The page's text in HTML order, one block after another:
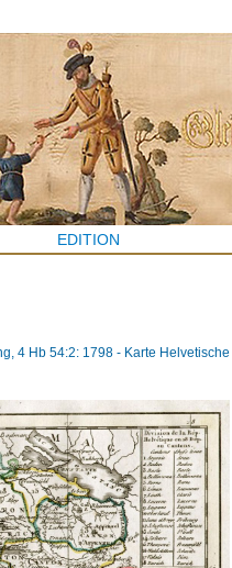
EDITION
4 Hb 54:2: 1798 - Karte Helvetische